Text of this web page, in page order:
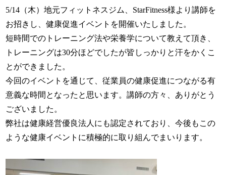
5/14（木）地元フィットネスジム、StarFitness様より講師を
お招きし、健康促進イベントを開催いたしました。
短時間でのトレーニング法や栄養学について教えて頂き、
トレーニングは30分ほどでしたが皆しっかりと汗をかくこ
とができました。
今回のイベントを通じて、従業員の健康促進につながる有
意義な時間となったと思います。講師の方々、ありがとう
ございました。
弊社は健康経営優良法人にも認定されており、今後もこの
ような健康イベントに積極的に取り組んでまいります。